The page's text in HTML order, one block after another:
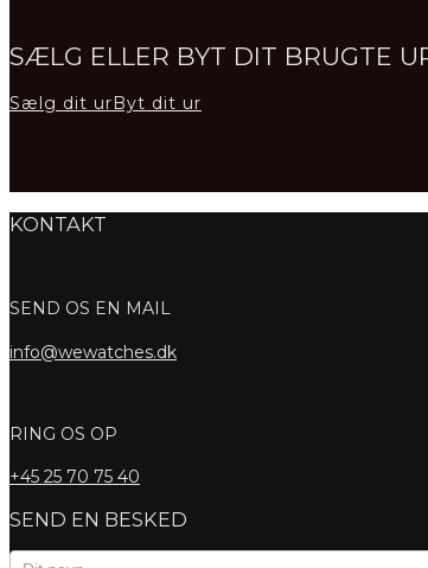
SÆLG ELLER BYT DIT BRUGTE
Sælg dit urByt dit ur
KONTAKT
SEND OS EN MAIL
info@wewatches.dk
RING OS OP
+45 25 70 75 40
SEND EN BESKED
Kontaktformular